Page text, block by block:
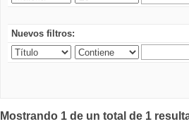
Nuevos filtros:
Mostrando 1 de un total de 1